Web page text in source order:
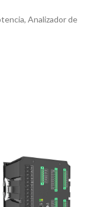
Analizador de